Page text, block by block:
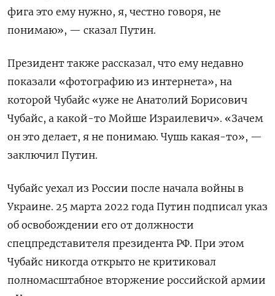
фига это ему нужно, я, честно говоря, не
понимаю», — сказал Путин.
Президент также рассказал, что ему недавно
показали «фотографию из интернета», на
которой Чубайс «уже не Анатолий Борисович
Чубайс, а какой-то Мойше Израилевич». «Зачем
он это делает, я не понимаю. Чушь какая-то», —
заключил Путин.
Чубайс уехал из России после начала войны в
Украине. 25 марта 2022 года Путин подписал указ
об освобождении его от должности
спецпредставителя президента РФ. При этом
Чубайс никогда открыто не критиковал
полномасштабное вторжение российской армии